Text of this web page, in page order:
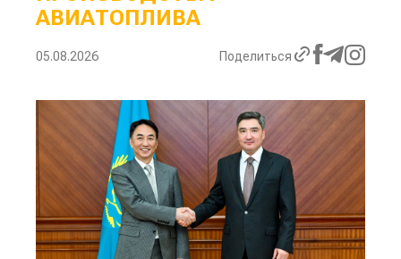
АВИАТОПЛИВА
05.08.2026 Поделиться